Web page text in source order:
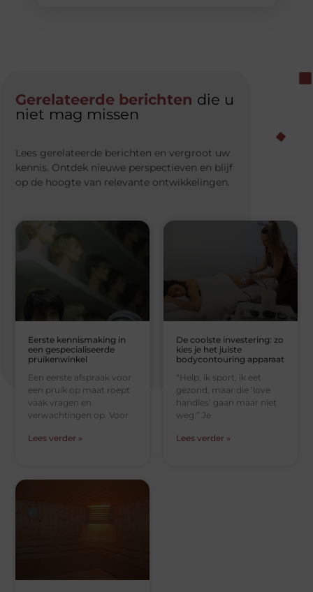
Gerelateerde berichten die u
niet mag missen
Lees gerelateerde berichten en vergroot uw
kennis. Ontdek nieuwe perspectieven en blijf
op de hoogte van relevante ontwikkelingen.
Eerste kennismaking in
een gespecialiseerde
pruikenwinkel
Een eerste afspraak voor
een pruik op maat roept
vaak vragen en
verwachtingen op. Voor
Lees verder »
De coolste investering: zo
kies je het juiste
bodycontouring apparaat
“Help, ik sport, ik eet
gezond, maar die ‘love
handles’ gaan maar niet
weg.” Je
Lees verder »